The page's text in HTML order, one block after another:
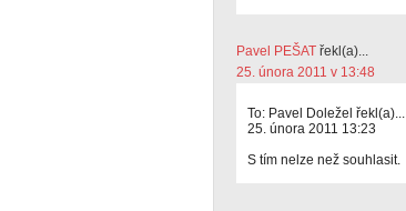
Pavel PEŠAT řekl(a)...
25. února 2011 v 13:48
To: Pavel Doležel řekl(a)...
25. února 2011 13:23
S tím nelze než souhlasit.